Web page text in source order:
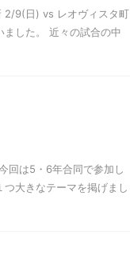
9(日) vs レオヴィスタ町
した。 近々の試合の中
は5・6年合同で参加し
大きなテーマを掲げまし